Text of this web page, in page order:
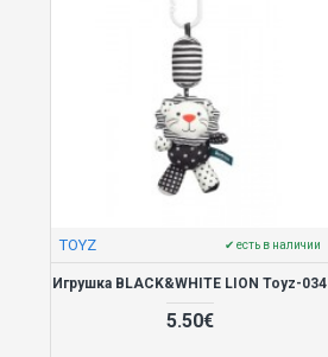
TOYZ ✔ есть в наличии
Игрушка BLACK&WHITE LION Toyz-034
5.50€